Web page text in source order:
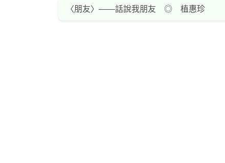
〈朋友〉——話說我朋友 ◎ 植惠珍